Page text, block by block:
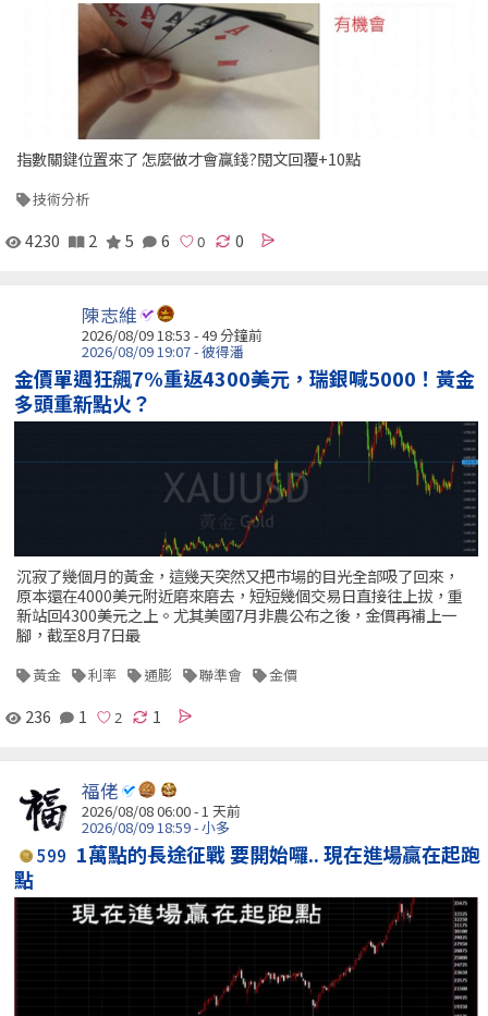
指數關鍵位置來了 怎麼做才會贏錢?閱文回覆+10點
技術分析
4230 2 5 6 0
陳志維
2026/08/09 18:53 -49 分鐘前
2026/08/09 19:07 - 彼得潘
金價單週狂飆7%重返4300美元，瑞銀喊5000！黃金
多頭重新點火？
沉寂了幾個月的黃金，這幾天突然又把市場的目光全部吸了回來，
原本還在4000美元附近磨來磨去，短短幾個交易日直接往上拔，重
新站回4300美元之上。尤其美國7月非農公布之後，金價再補上一
腳，截至8月7日最
黃金 利率 通膨 聯準會 金價
236 1 1
福佬
2026/08/08 06:00 - 1 天前
2026/08/09 18:59 - 小多
599 1萬點的長途征戰 要開始囉.. 現在進場贏在起跑
點